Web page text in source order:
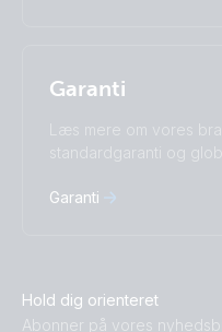
Garanti
Læs mere om vores
standardgaranti og
Garanti
Hold dig orienteret
Abonner på vores